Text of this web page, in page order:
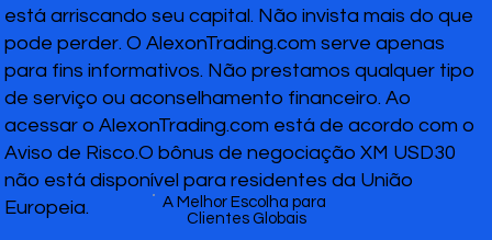
está arriscando seu capital. Não invista mais do que
pode perder. O AlexonTrading.com serve apenas
para fins informativos. Não prestamos qualquer tipo
de serviço ou aconselhamento financeiro. Ao
acessar o AlexonTrading.com está de acordo com o
Aviso de Risco.O bônus de negociação XM USD30
não está disponível para residentes da União
Europeia.
A Melhor Escolha para
Clientes Globais